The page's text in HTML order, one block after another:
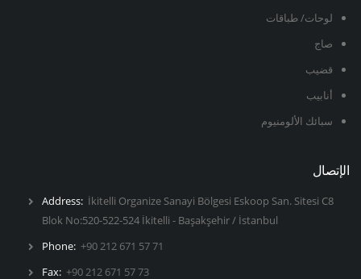
لوحات/ طباقات
صاج
قضيب
أنابيب
سبائك الألومنيوم
الإتصال
Address: İkitelli Organize Sanayi Bölgesi Eskoop San. Sitesi C8
Blok No:520-522-524 İkitelli - Başakşehir / İstanbul
Phone: +90 212 671 57 71
Fax: +90 212 671 57 73